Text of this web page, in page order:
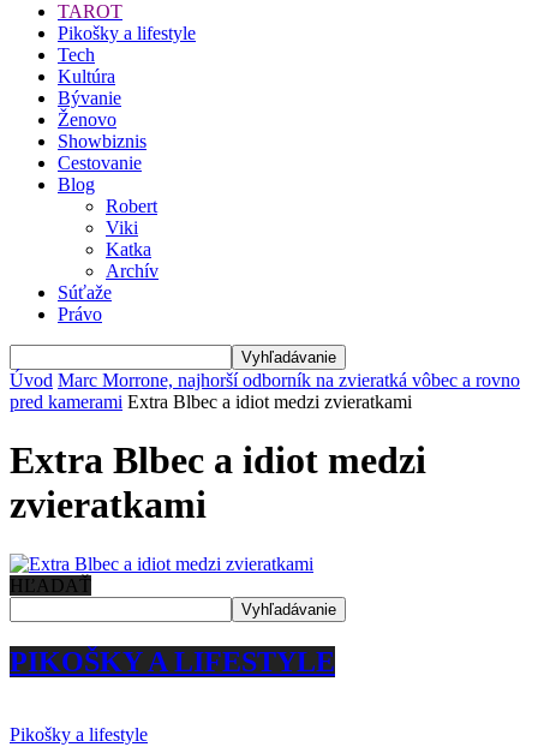
TAROT
Pikošky a lifestyle
Tech
Kultúra
Bývanie
Ženovo
Showbiznis
Cestovanie
Blog
Robert
Viki
Katka
Archív
Súťaže
Právo
Úvod Marc Morrone, najhorší odborník na zvieratká vôbec a rovno
pred kamerami Extra Blbec a idiot medzi zvieratkami
Extra Blbec a idiot medzi
zvieratkami
HĽADAŤ
PIKOŠKY A LIFESTYLE
Pikošky a lifestyle